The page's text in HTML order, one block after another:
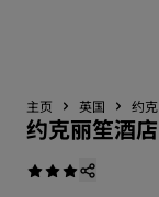
主页 英国 约克
约克丽笙酒店